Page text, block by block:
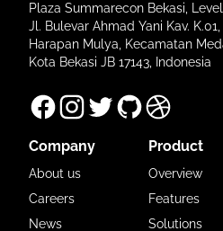
Plaza Summarecon Bekasi,
Jl. Bulevar Ahmad Yani Kav.
Harapan Mulya, Kecamatan
Kota Bekasi JB 17143, Indonesia
Company
About us
Careers
News
Product
Overview
Features
Solutions